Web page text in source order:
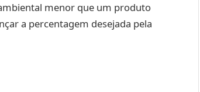
menor que um produto
a percentagem desejada pela